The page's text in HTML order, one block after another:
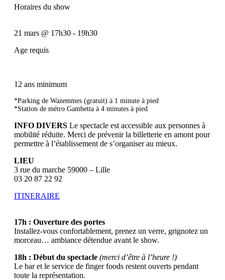
Horaires du show
21 mars @ 17h30 - 19h30
Age requis
12 ans minimum
*Parking de Wazemmes (gratuit) à 1 minute à pied
*Station de métro Gambetta à 4 minutes à pied
INFO DIVERS Le spectacle est accessible aux personnes à
mobilité réduite. Merci de prévenir la billetterie en amont pour
permettre à l’établissement de s’organiser au mieux.
LIEU
3 rue du marche 59000 – Lille
03 20 87 22 92
ITINERAIRE
17h : Ouverture des portes
Installez-vous confortablement, prenez un verre, grignotez un
morceau… ambiance détendue avant le show.
18h : Début du spectacle (merci d’être à l’heure !)
Le bar et le service de finger foods restent ouverts pendant
toute la représentation.